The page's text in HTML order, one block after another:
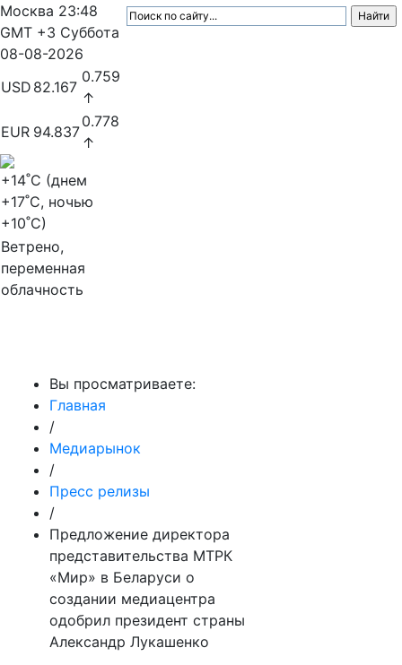
Москва 23:48
GMT +3 Суббота
08-08-2026
USD 82.167
0.759
↑
EUR 94.837
0.778
↑
+14˚C (днем
+17˚C, ночью
+10˚C)
Ветрено,
переменная
облачность
Вы просматриваете:
Главная
/
Медиарынок
/
Пресс релизы
/
Предложение директора
представительства МТРК
«Мир» в Беларуси о
создании медиацентра
одобрил президент страны
Александр Лукашенко